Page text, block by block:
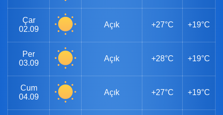
Çar
02.09
Açık +27°C +19°C
Per
03.09
Açık +28°C +19°C
Cum
04.09
Açık +27°C +19°C